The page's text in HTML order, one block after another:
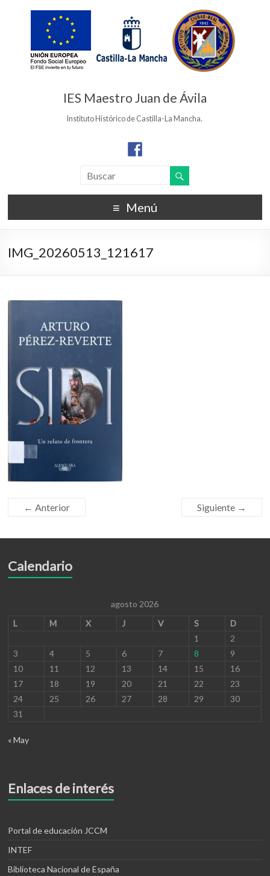
IES Maestro Juan de Ávila
Instituto Histórico de Castilla-La Mancha.
Menú
IMG_20260513_121617
← Anterior Siguiente →
Calendario
agosto 2026
L
M X J V S
D
1
2
3
4 5 6 7 8
9
10
11 12 13 14 15
16
17
18 19 20 21 22
23
24
25 26 27 28 29
30
31
« May
Enlaces de interés
Portal de educación JCCM
INTEF
Biblioteca Nacional de España